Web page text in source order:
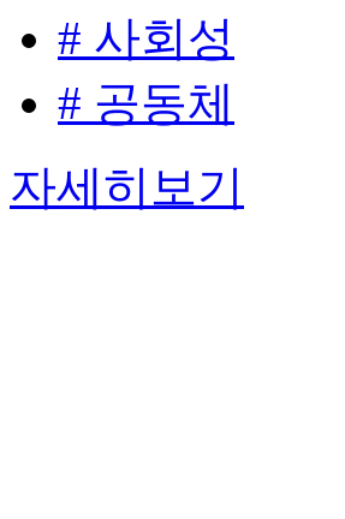
# 사회성
# 공동체
자세히보기